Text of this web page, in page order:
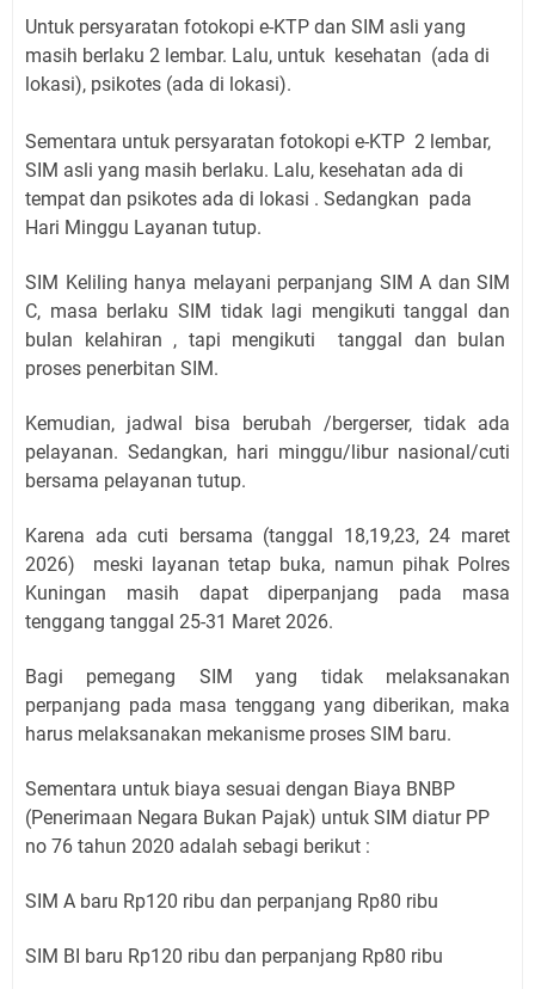
Untuk persyaratan fotokopi e-KTP dan SIM asli yang
masih berlaku 2 lembar. Lalu, untuk kesehatan (ada di
lokasi), psikotes (ada di lokasi).
Sementara untuk persyaratan fotokopi e-KTP 2 lembar,
SIM asli yang masih berlaku. Lalu, kesehatan ada di
tempat dan psikotes ada di lokasi . Sedangkan pada
Hari Minggu Layanan tutup.
SIM Keliling hanya melayani perpanjang SIM A dan SIM
C, masa berlaku SIM tidak lagi mengikuti tanggal dan
bulan kelahiran , tapi mengikuti tanggal dan bulan
proses penerbitan SIM.
Kemudian, jadwal bisa berubah /bergerser, tidak ada
pelayanan. Sedangkan, hari minggu/libur nasional/cuti
bersama pelayanan tutup.
Karena ada cuti bersama (tanggal 18,19,23, 24 maret
2026) meski layanan tetap buka, namun pihak Polres
Kuningan masih dapat diperpanjang pada masa
tenggang tanggal 25-31 Maret 2026.
Bagi pemegang SIM yang tidak melaksanakan
perpanjang pada masa tenggang yang diberikan, maka
harus melaksanakan mekanisme proses SIM baru.
Sementara untuk biaya sesuai dengan Biaya BNBP
(Penerimaan Negara Bukan Pajak) untuk SIM diatur PP
no 76 tahun 2020 adalah sebagi berikut :
SIM A baru Rp120 ribu dan perpanjang Rp80 ribu
SIM BI baru Rp120 ribu dan perpanjang Rp80 ribu